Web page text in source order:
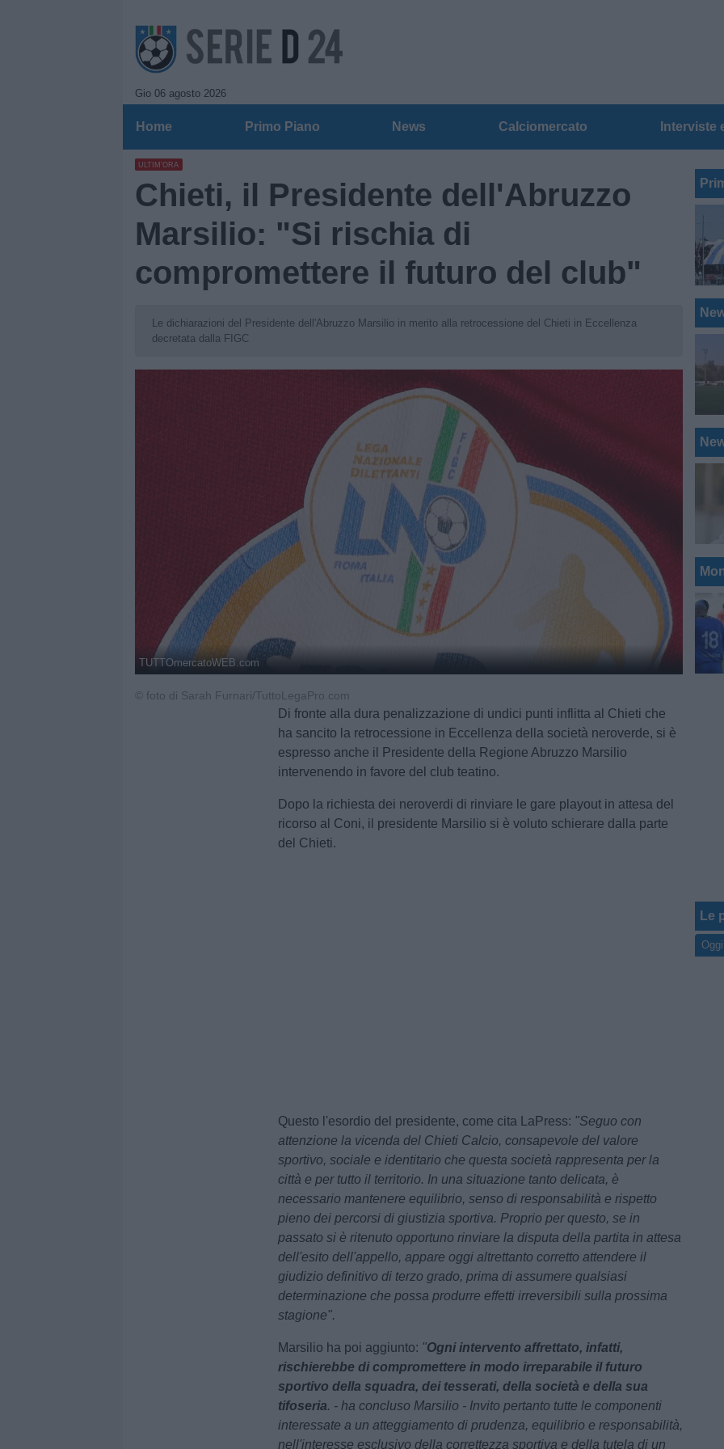
Gio 06 agosto 2026
Home Primo Piano News Calciomercato Interviste
ULTIM'ORA
Chieti, il Presidente dell'Abruzzo
Marsilio: "Si rischia di
compromettere il futuro del club"
Le dichiarazioni del Presidente dell'Abruzzo Marsilio in merito alla retrocessione del Chieti in Eccellenza
decretata dalla FIGC
TUTTOmercatoWEB.com
© foto di Sarah Furnari/TuttoLegaPro.com
Di fronte alla dura penalizzazione di undici punti inflitta al Chieti che
ha sancito la retrocessione in Eccellenza della società neroverde, si è
espresso anche il Presidente della Regione Abruzzo Marsilio
intervenendo in favore del club teatino.
Dopo la richiesta dei neroverdi di rinviare le gare playout in attesa del
ricorso al Coni, il presidente Marsilio si è voluto schierare dalla parte
del Chieti.
Questo l'esordio del presidente, come cita LaPress: "Seguo con
attenzione la vicenda del Chieti Calcio, consapevole del valore
sportivo, sociale e identitario che questa società rappresenta per la
città e per tutto il territorio. In una situazione tanto delicata, è
necessario mantenere equilibrio, senso di responsabilità e rispetto
pieno dei percorsi di giustizia sportiva. Proprio per questo, se in
passato si è ritenuto opportuno rinviare la disputa della partita in attesa
dell'esito dell'appello, appare oggi altrettanto corretto attendere il
giudizio definitivo di terzo grado, prima di assumere qualsiasi
determinazione che possa produrre effetti irreversibili sulla prossima
stagione".
Marsilio ha poi aggiunto: "Ogni intervento affrettato, infatti,
rischierebbe di compromettere in modo irreparabile il futuro
sportivo della squadra, dei tesserati, della società e della sua
tifoseria. - ha concluso Marsilio - Invito pertanto tutte le componenti
interessate a un atteggiamento di prudenza, equilibrio e responsabilità,
nell'interesse esclusivo della correttezza sportiva e della tutela di un
Le
Oggi